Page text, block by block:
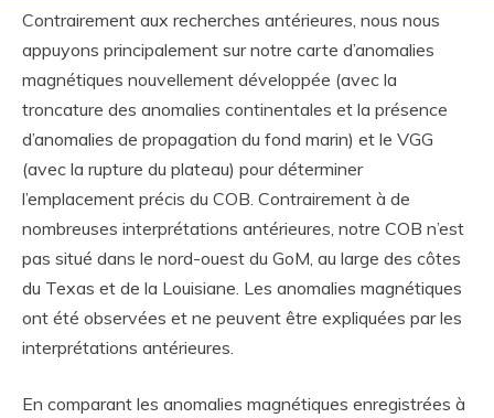
Contrairement aux recherches antérieures, nous nous
appuyons principalement sur notre carte d’anomalies
magnétiques nouvellement développée (avec la
troncature des anomalies continentales et la présence
d’anomalies de propagation du fond marin) et le VGG
(avec la rupture du plateau) pour déterminer
l’emplacement précis du COB. Contrairement à de
nombreuses interprétations antérieures, notre COB n’est
pas situé dans le nord-ouest du GoM, au large des côtes
du Texas et de la Louisiane. Les anomalies magnétiques
ont été observées et ne peuvent être expliquées par les
interprétations antérieures.
En comparant les anomalies magnétiques enregistrées à